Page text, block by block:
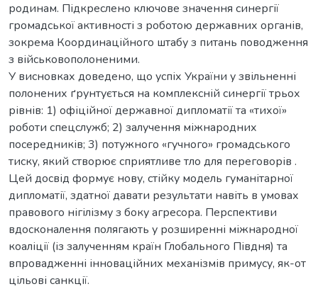
родинам. Підкреслено ключове значення синергії
громадської активності з роботою державних органів,
зокрема Координаційного штабу з питань поводження
з військовополоненими.
У висновках доведено, що успіх України у звільненні
полонених ґрунтується на комплексній синергії трьох
рівнів: 1) офіційної державної дипломатії та «тихої»
роботи спецслужб; 2) залучення міжнародних
посередників; 3) потужного «гучного» громадського
тиску, який створює сприятливе тло для переговорів .
Цей досвід формує нову, стійку модель гуманітарної
дипломатії, здатної давати результати навіть в умовах
правового нігілізму з боку агресора. Перспективи
вдосконалення полягають у розширенні міжнародної
коаліції (із залученням країн Глобального Півдня) та
впровадженні інноваційних механізмів примусу, як-от
цільові санкції.